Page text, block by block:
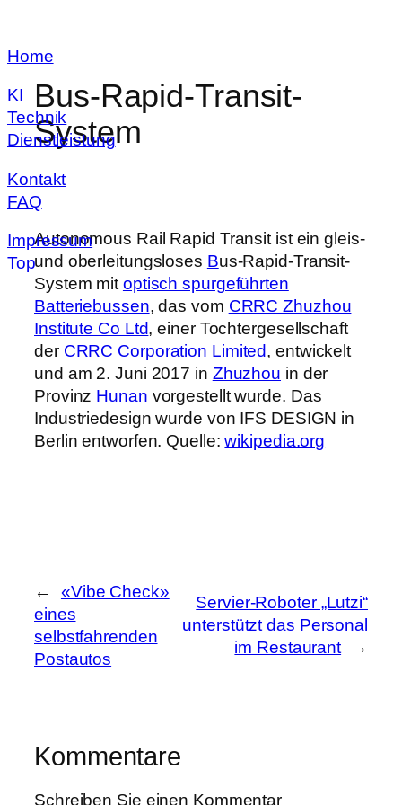
Inhalt
springen
Home
KI
Technik
Dienstleistung
Kontakt
FAQ
Impressum
Top
Bus-Rapid-Transit-
System
Autonomous Rail Rapid Transit ist ein gleis-
und oberleitungsloses Bus-Rapid-Transit-
System mit optisch spurgeführten
Batteriebussen, das vom CRRC Zhuzhou
Institute Co Ltd, einer Tochtergesellschaft
der CRRC Corporation Limited, entwickelt
und am 2. Juni 2017 in Zhuzhou in der
Provinz Hunan vorgestellt wurde. Das
Industriedesign wurde von IFS DESIGN in
Berlin entworfen. Quelle:wikipedia.org
←
«Vibe Check»
eines
selbstfahrenden
Postautos
Servier-Roboter „Lutzi“
unterstützt das Personal
im Restaurant
→
Kommentare
Schreiben Sie einen Kommentar